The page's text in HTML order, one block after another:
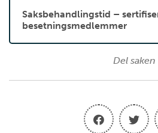
Saksbehandlingstid –
besetningsmedlemmer
Del saken